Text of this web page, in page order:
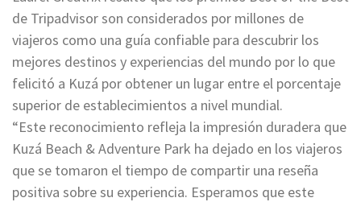
de Tripadvisor son considerados por millones de
viajeros como una guía confiable para descubrir los
mejores destinos y experiencias del mundo por lo que
felicitó a Kuzá por obtener un lugar entre el porcentaje
superior de establecimientos a nivel mundial.
“Este reconocimiento refleja la impresión duradera que
Kuzá Beach & Adventure Park ha dejado en los viajeros
que se tomaron el tiempo de compartir una reseña
positiva sobre su experiencia. Esperamos que este